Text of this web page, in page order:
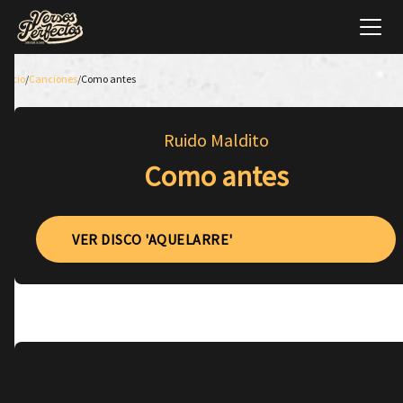
Inicio/Canciones/Como antes
Ruido Maldito
Como antes
VER DISCO 'AQUELARRE'